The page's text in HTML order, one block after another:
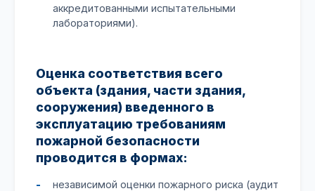
аккредитованными испытательными
лабораториями).
Оценка соответствия всего
объекта (здания, части здания,
сооружения) введенного в
эксплуатацию требованиям
пожарной безопасности
проводится в формах:
независимой оценки пожарного риска (аудит